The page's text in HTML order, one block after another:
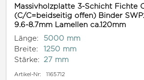
Massivholzplatte 3-Schicht Fichte
(C/C=beidseitig offen) Binder
9.6-8.7mm Lamellen ca.120mm
Länge:
5000 mm
Breite:
1250 mm
Stärke:
27 mm
Artikel-Nr: 1165712